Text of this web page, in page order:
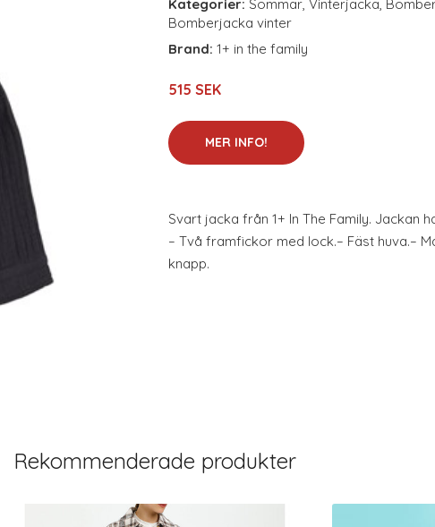
Kategorier: Sommar, Vinterjacka,
Bomberjacka vinter
Brand: 1+ in the family
515 SEK
MER INFO!
Svart jacka från 1+ In The Family. Jackan
– Två framfickor med lock.– Fäst huva.–
knapp.
Rekommenderade produkter